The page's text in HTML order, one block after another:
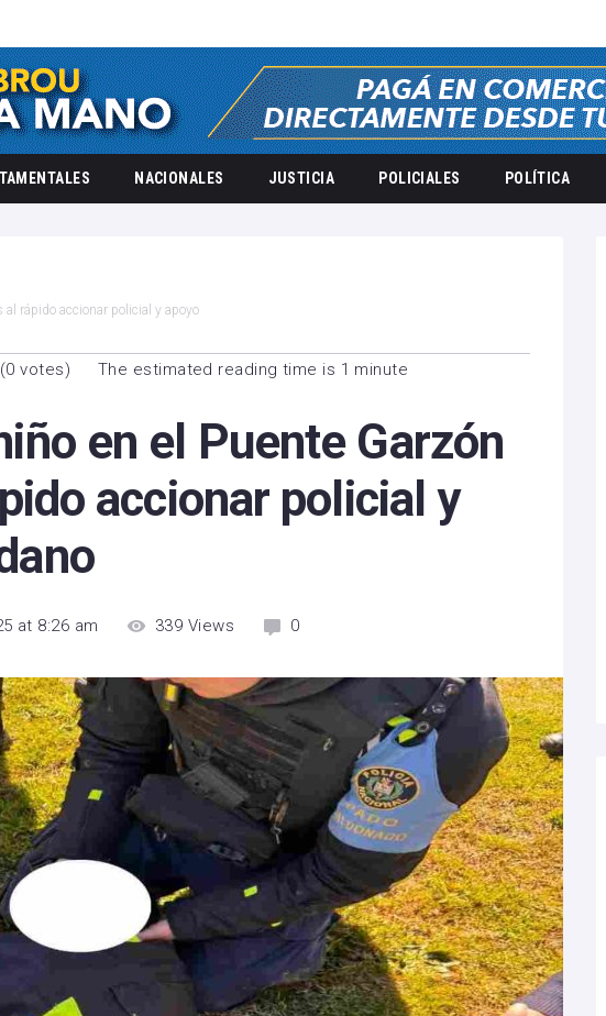
NACIONALES JUSTICIA POLICIALES POLÍTICA
al rápido accionar policial y apoyo
(0 votes) The estimated reading time is 1 minute
en el Puente Garzón
accionar policial y
at 8:26 am 339 Views 0